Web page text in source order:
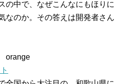
の中で、なぜこんなにもほりに
なのか。その答えは開発者さん